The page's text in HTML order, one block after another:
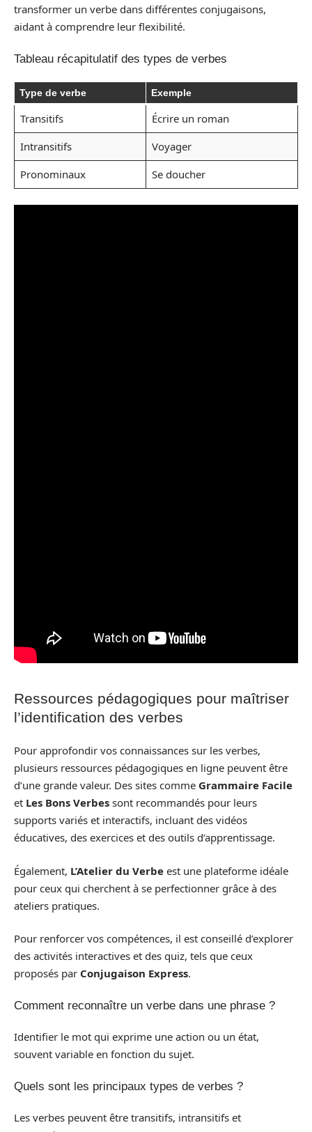
transformer un verbe dans différentes conjugaisons,
aidant à comprendre leur flexibilité.
Tableau récapitulatif des types de verbes
Type de verbe Exemple
Transitifs
Écrire un roman
Intransitifs
Voyager
Pronominaux
Se doucher
Ressources pédagogiques pour maîtriser
l’identification des verbes
Pour approfondir vos connaissances sur les verbes,
plusieurs ressources pédagogiques en ligne peuvent être
d’une grande valeur. Des sites comme Grammaire Facile
et Les Bons Verbes sont recommandés pour leurs
supports variés et interactifs, incluant des vidéos
éducatives, des exercices et des outils d’apprentissage.
Également, L’Atelier du Verbe est une plateforme idéale
pour ceux qui cherchent à se perfectionner grâce à des
ateliers pratiques.
Pour renforcer vos compétences, il est conseillé d’explorer
des activités interactives et des quiz, tels que ceux
proposés par Conjugaison Express.
Comment reconnaître un verbe dans une phrase ?
Identifier le mot qui exprime une action ou un état,
souvent variable en fonction du sujet.
Quels sont les principaux types de verbes ?
Les verbes peuvent être transitifs, intransitifs et